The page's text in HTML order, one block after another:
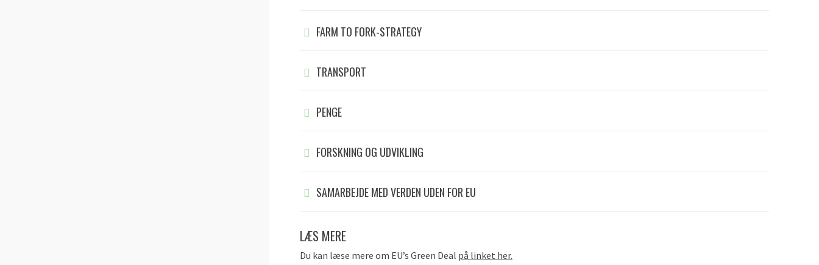
FARM TO FORK-STRATEGY
TRANSPORT
PENGE
FORSKNING OG UDVIKLING
SAMARBEJDE MED VERDEN UDEN FOR EU
LÆS MERE
Du kan læse mere om EU’s Green Deal på linket her.